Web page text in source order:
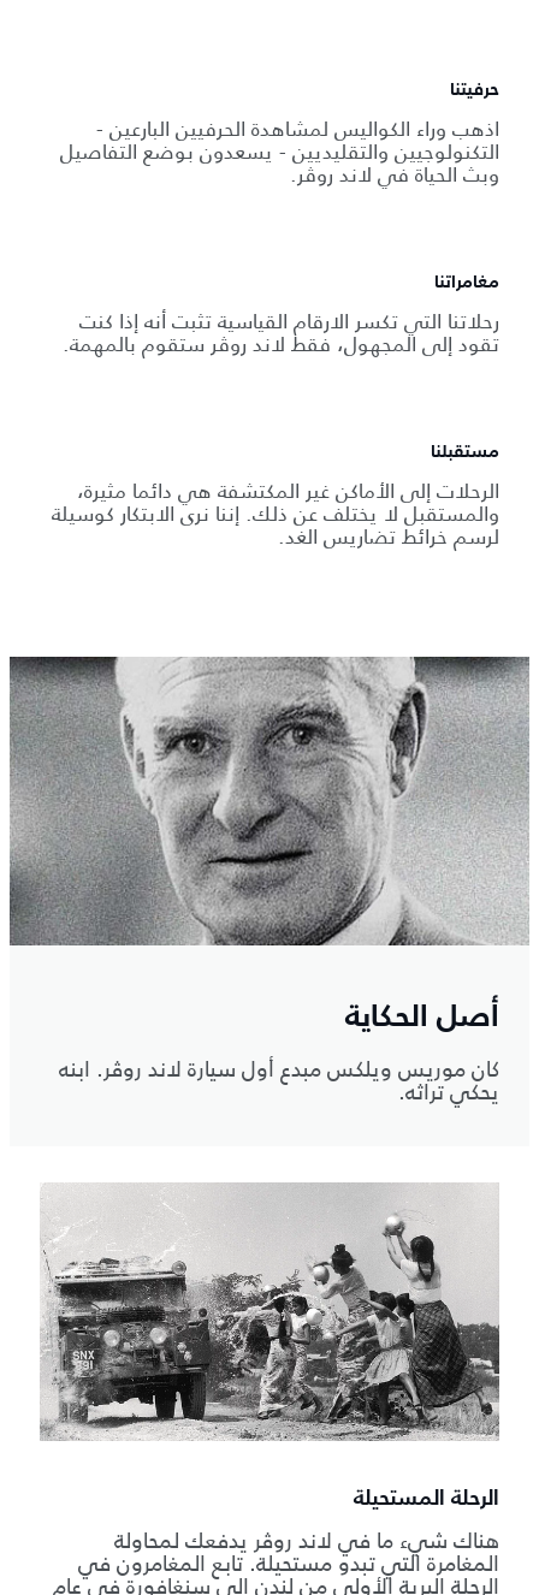
حرفيتنا
اذهب وراء الكواليس لمشاهدة الحرفيين البارعين -
التكنولوجيين والتقليديين - يسعدون بوضع التفاصيل
وبث الحياة في لاند روڤر.
مغامراتنا
رحلاتنا التي تكسر الارقام القياسية تثبت أنه إذا كنت
تقود إلى المجهول، فقط لاند روڤر ستقوم بالمهمة.
مستقبلنا
الرحلات إلى الأماكن غير المكتشفة هي دائما مثيرة،
والمستقبل لا يختلف عن ذلك. إننا نرى الابتكار كوسيلة
لرسم خرائط تضاريس الغد.
أصل الحكاية
كان موريس ويلكس مبدع أول سيارة لاند روڤر. ابنه
يحكي تراثه.
الرحلة المستحيلة
هناك شيء ما في لاند روڤر يدفعك لمحاولة
المغامرة التي تبدو مستحيلة. تابع المغامرون في
الرحلة البرية الأولى من لندن إلى سنغافورة في عام